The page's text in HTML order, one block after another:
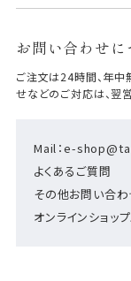
お問い合わせに
Mail：e-
よくあるご質問
その他お問い合わ
オンラインショッ
ご注文は24時間、年中
せなどのご対応は、翌